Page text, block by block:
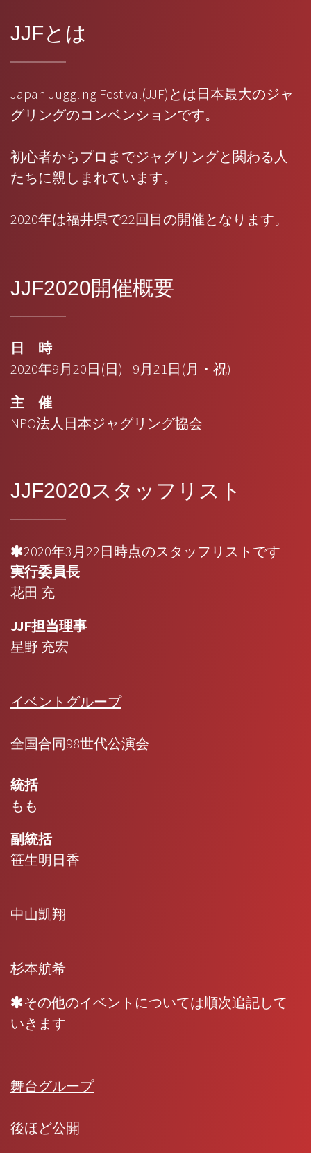
JJFとは
Japan Juggling Festival(JJF)とは日本最大のジャ
グリングのコンベンションです。
初心者からプロまでジャグリングと関わる人
たちに親しまれています。
2020年は福井県で22回目の開催となります。
JJF2020開催概要
日 時
2020年9月20日(日) - 9月21日(月・祝)
主 催
NPO法人日本ジャグリング協会
JJF2020スタッフリスト
2020年3月22日時点のスタッフリストです
実行委員長
花田 充
JJF担当理事
星野 充宏
イベントグループ
全国合同98世代公演会
統括
もも
副統括
笹生明日香
中山凱翔
杉本航希
その他のイベントについては順次追記して
いきます
舞台グループ
後ほど公開